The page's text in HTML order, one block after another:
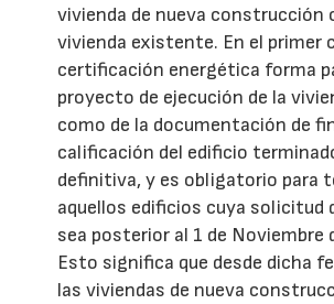
vivienda de nueva construcción
vivienda existente. En el primer
certificación energética forma
proyecto de ejecución de la
como de la documentación de
calificación del edificio
definitiva, y es obligatorio para
aquellos edificios cuya solicitud
sea posterior al 1 de Noviembre
Esto significa que desde dicha
las viviendas de nueva